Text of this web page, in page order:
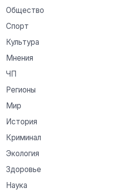
Общество
Спорт
Культура
Мнения
ЧП
Регионы
Мир
История
Криминал
Экология
Здоровье
Наука